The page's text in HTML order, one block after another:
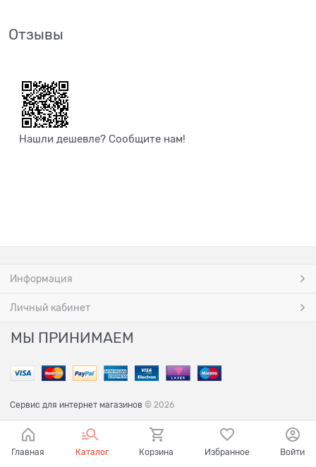
Отзывы
Нашли дешевле? Сообщите нам!
Информация
Личный кабинет
МЫ ПРИНИМАЕМ
Сервис для интернет магазинов © 2026
Главная Каталог Корзина Избранное Войти